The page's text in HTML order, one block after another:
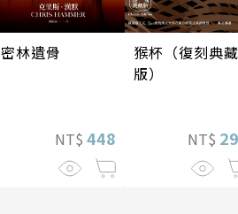
密林遺骨
NT$ 448
猴杯（復刻典藏
版）
NT$